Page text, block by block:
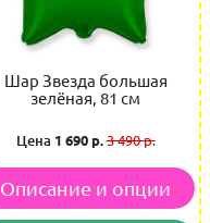
Шар Звезда большая
зелёная, 81 см
Цена 1 690 р.3 490 р.
Описание и опции